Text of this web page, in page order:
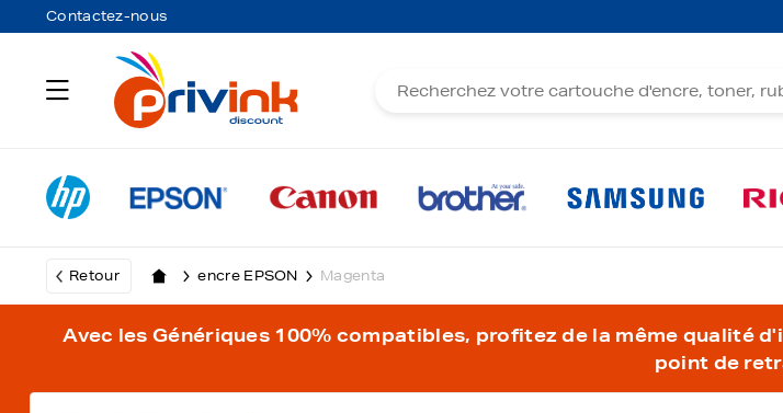
Contactez-nous
Retour encre EPSON Magenta
Avec les Génériques 100% compatibles, profitez de la même qualité
point de